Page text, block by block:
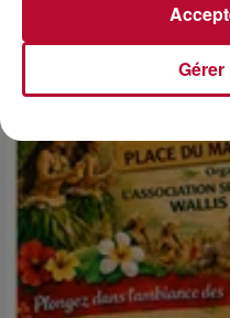
Après un franc succès l'été
du gladiateur » revient
7 et 8 août. Une fresque